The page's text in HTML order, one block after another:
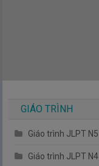
GIÁO TRÌNH
Giáo trình JLPT N5
Giáo trình JLPT N4